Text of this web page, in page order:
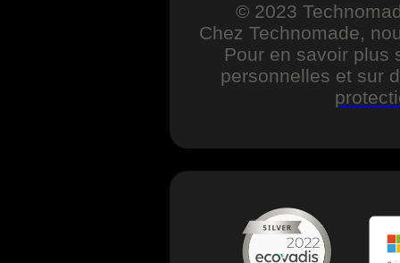
© 2023
Chez Technomade,
Pour en savoir plus
personnelles et sur